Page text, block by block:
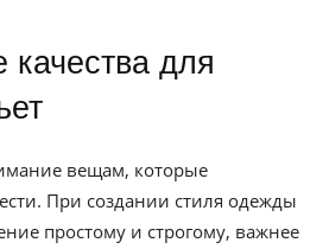
вещам, которые
При создании стиля одежды
простому и строгому, важнее